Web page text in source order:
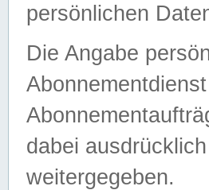
persönlichen
Die Angabe
dabei
weitergegeben.